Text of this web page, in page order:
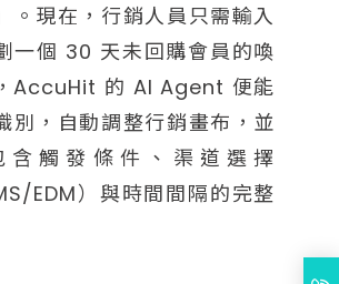
。現在，行銷人員只需輸入
一個 30 天未回購會員的喚
AccuHit 的 AI Agent 便能
別，自動調整行銷畫布，並
含觸發條件、渠道選擇
EDM）與時間間隔的完整